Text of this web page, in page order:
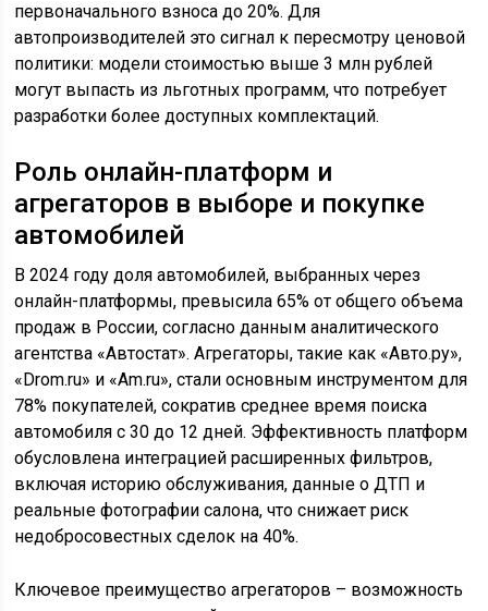
первоначального взноса до 20%. Для
автопроизводителей это сигнал к пересмотру ценовой
политики: модели стоимостью выше 3 млн рублей
могут выпасть из льготных программ, что потребует
разработки более доступных комплектаций.
Роль онлайн-платформ и
агрегаторов в выборе и покупке
автомобилей
В 2024 году доля автомобилей, выбранных через
онлайн-платформы, превысила 65% от общего объема
продаж в России, согласно данным аналитического
агентства «Автостат». Агрегаторы, такие как «Авто.ру»,
«Drom.ru» и «Am.ru», стали основным инструментом для
78% покупателей, сократив среднее время поиска
автомобиля с 30 до 12 дней. Эффективность платформ
обусловлена интеграцией расширенных фильтров,
включая историю обслуживания, данные о ДТП и
реальные фотографии салона, что снижает риск
недобросовестных сделок на 40%.
Ключевое преимущество агрегаторов – возможность